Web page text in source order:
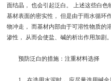
面结晶， 也会引起泛白。 上述这些白
基材表面的密实性， 但是由于雨水循环
物冲走， 而基材内部由于可溶性物质的
渗性， 从而会使盐、碱的析出作用加剧。
预防泛白的措施：注重材料选择